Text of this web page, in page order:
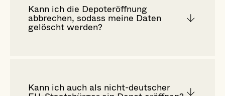
Kann ich die Depoteröffnung
abbrechen, sodass meine Daten
gelöscht werden?
Kann ich auch als nicht-deutscher